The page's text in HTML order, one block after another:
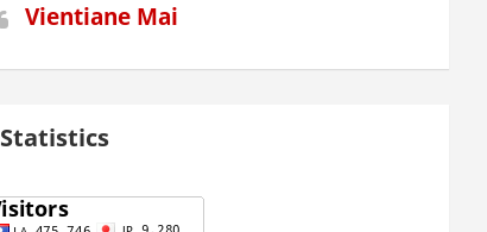
Vientiane Mai
Statistics